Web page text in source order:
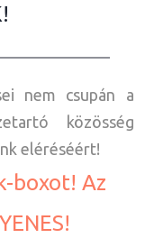
nem csupán a
közösség
eléréséért!
boxot! Az